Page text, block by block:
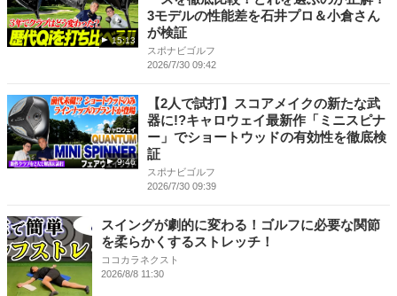
15:13
3モデルの性能差を石井プロ＆小倉さん
が検証
スポナビゴルフ
2026/7/30 09:42
9:46
【2人で試打】スコアメイクの新たな武
器に!?キャロウェイ最新作「ミニスピナ
ー」でショートウッドの有効性を徹底検
証
スポナビゴルフ
2026/7/30 09:39
スイングが劇的に変わる！ゴルフに必要な関節
を柔らかくするストレッチ！
ココカラネクスト
2026/8/8 11:30